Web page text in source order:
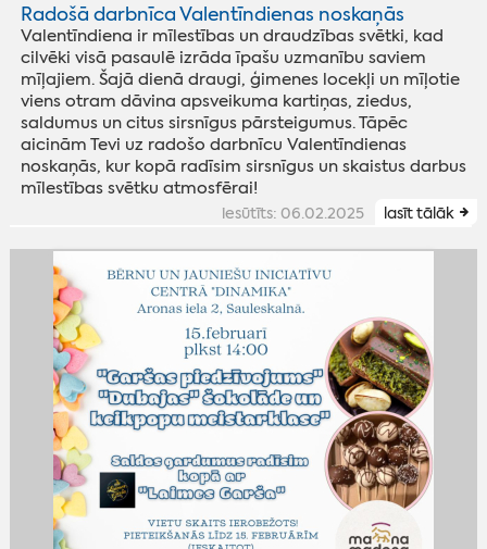
Radošā darbnīca Valentīndienas noskaņās
Valentīndiena ir mīlestības un draudzības svētki, kad
cilvēki visā pasaulē izrāda īpašu uzmanību saviem
mīļajiem. Šajā dienā draugi, ģimenes locekļi un mīļotie
viens otram dāvina apsveikuma kartiņas, ziedus,
saldumus un citus sirsnīgus pārsteigumus. Tāpēc
aicinām Tevi uz radošo darbnīcu Valentīndienas
noskaņās, kur kopā radīsim sirsnīgus un skaistus darbus
mīlestības svētku atmosfērai!
iesūtīts: 06.02.2025 lasīt tālāk